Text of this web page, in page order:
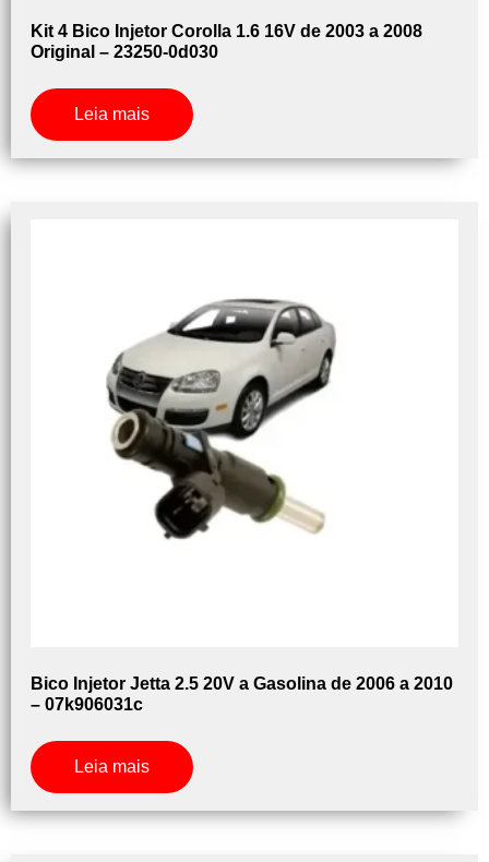
Kit 4 Bico Injetor Corolla 1.6 16V de 2003 a 2008
Original – 23250-0d030
Leia mais
Bico Injetor Jetta 2.5 20V a Gasolina de 2006 a 2010
– 07k906031c
Leia mais